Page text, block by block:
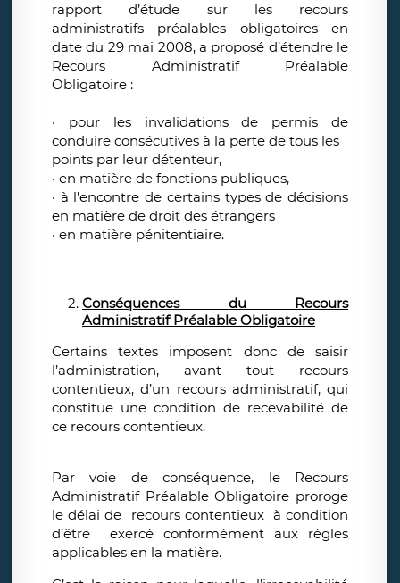
rapport d’étude sur les recours
administratifs préalables obligatoires en
date du 29 mai 2008, a proposé d’étendre le
Recours Administratif Préalable
Obligatoire :
· pour les invalidations de permis de
conduire consécutives à la perte de tous les
points par leur détenteur,
· en matière de fonctions publiques,
· à l’encontre de certains types de décisions
en matière de droit des étrangers
· en matière pénitentiaire.
Conséquences du Recours
Administratif Préalable Obligatoire
Certains textes imposent donc de saisir
l’administration, avant tout recours
contentieux, d’un recours administratif, qui
constitue une condition de recevabilité de
ce recours contentieux.
Par voie de conséquence, le Recours
Administratif Préalable Obligatoire proroge
le délai de recours contentieux à condition
d’être exercé conformément aux règles
applicables en la matière.